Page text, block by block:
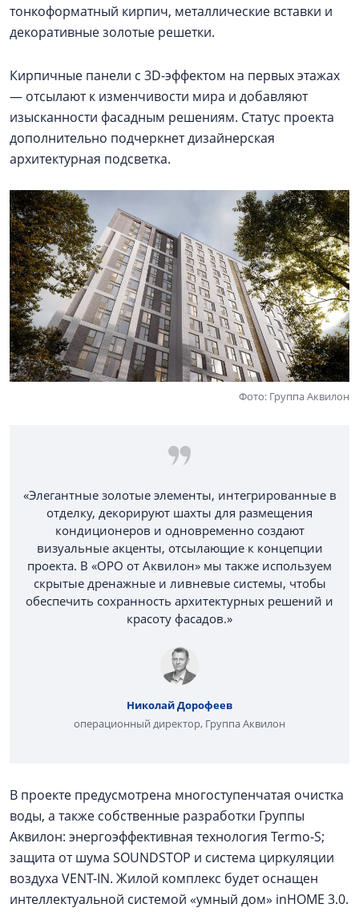
тонкоформатный кирпич, металлические вставки и
декоративные золотые решетки.
Кирпичные панели с 3D-эффектом на первых этажах
— отсылают к изменчивости мира и добавляют
изысканности фасадным решениям. Статус проекта
дополнительно подчеркнет дизайнерская
архитектурная подсветка.
Фото: Группа Аквилон
«Элегантные золотые элементы, интегрированные в
отделку, декорируют шахты для размещения
кондиционеров и одновременно создают
визуальные акценты, отсылающие к концепции
проекта. В «ОРО от Аквилон» мы также используем
скрытые дренажные и ливневые системы, чтобы
обеспечить сохранность архитектурных решений и
красоту фасадов.»
Николай Дорофеев
операционный директор, Группа Аквилон
В проекте предусмотрена многоступенчатая очистка
воды, а также собственные разработки Группы
Аквилон: энергоэффективная технология Termo-S;
защита от шума SOUNDSTOP и система циркуляции
воздуха VENT-IN. Жилой комплекс будет оснащен
интеллектуальной системой «умный дом» inHOME 3.0.